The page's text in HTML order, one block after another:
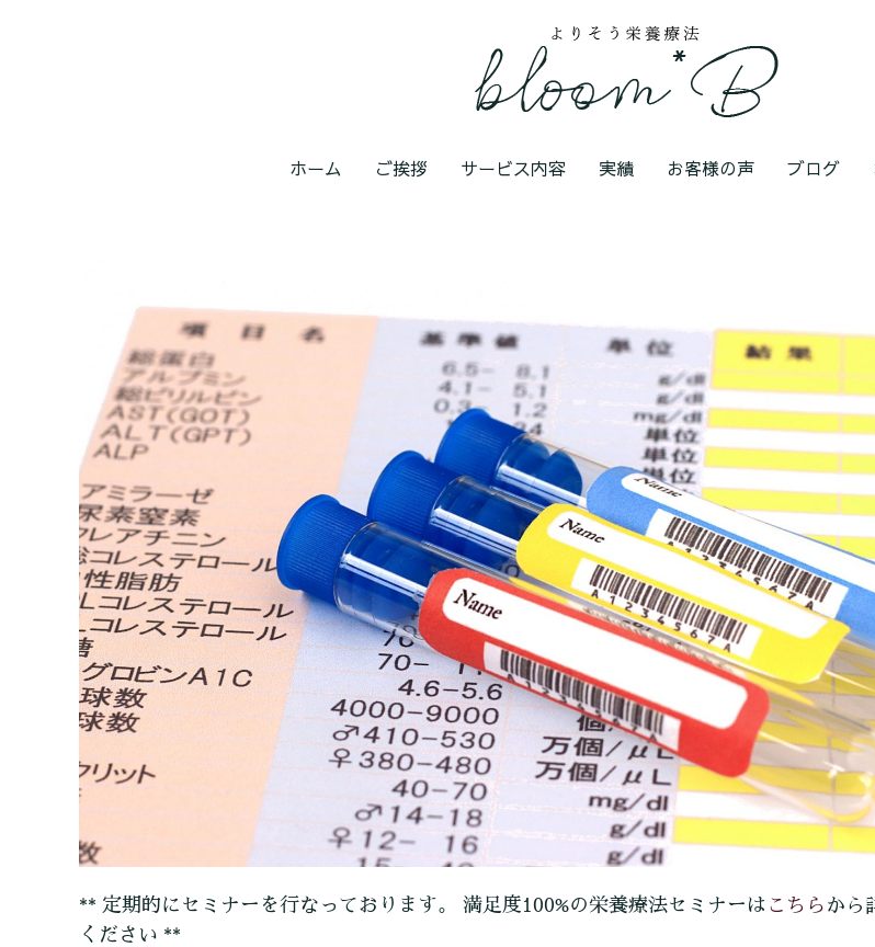
ホーム ご挨拶 サービス内容 実績 お客様の声 ブログ
** 定期的にセミナーを行なっております。 満足度100%の栄養療法セミナーは こちら から
ください **